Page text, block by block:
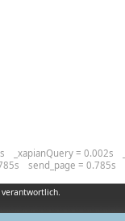
_xapianQuery = 0.002s
send_page = 0.785s